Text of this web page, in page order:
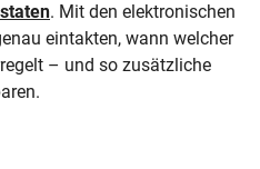
. Mit den elektronischen
eintakten, wann welcher
– und so zusätzliche